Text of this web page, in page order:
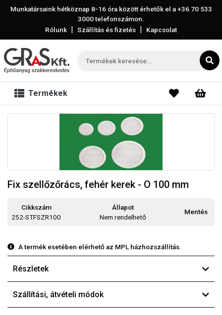
Munkatársaink hétköznap 8-16 óra között érhetők el a+36 70 533
3000telefonszámon.
Rólunk | Szállítás és fizetés | Kapcsolat
Termékek
Fix szellőzőrács, fehér kerek - O 100 mm
Cikkszám
252-STFSZR100
Állapot
Nem rendelhető
Mentés
A termék esetében elérhető az MPL házhozszállítás.
Részletek
Szállítási, átvételi módok